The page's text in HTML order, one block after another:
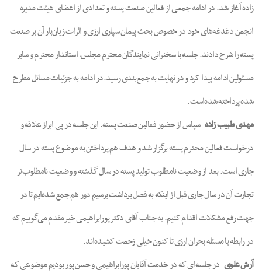
زاده آغاز شد. در ادامه جمعی از فعالین صنعت پسته و تعدادی از اعضای هیئت مدیره
انجمن دغدغه‌های خود در خصوص بحث پیمان سپاری ارزی و اثرات زیان‌بار آن بر صنعت
پسته را شرح دادند. جلسه با سخنرانی نمایندگان محترم مجلس، استاندار محترم و سایر
مسئولین ادامه پیدا کرد و در نهایت به جمع‌بندی رسید.در ادامه به جزئیات مسائل مطرح
شده پرداخته شده‌است.
مهدی طبیب زاده- سپاس از حضور فعالین صنعت پسته. این جلسه در پی ابراز علاقه و
درخواست فعالین محترم پسته برگزار شد و هدف هم پرداختن به موضوع پسته در سال
جاری است. بعد از وضعیت نامطلوب تولید پسته در سال گذشته و وضعیت نامطلوب‌تر
تجارت آن در سال جاری قبل از اینکه به فصل برداشت برسیم دور هم جمع شده‌ایم تا در
جهت رفع مشکلات اقدام کنیم. به جناب آقای دکتر پورابراهیمی خیرمقدم می‌گوییم که
در رابطه با مسئله بحران ارزی تا کنون خیلی زحمت کشیده‌اند.
آرش علوی- در جلسه‌ای که در خدمت آقایان پورابراهیمی و حسن پور بودیم موضوعی که